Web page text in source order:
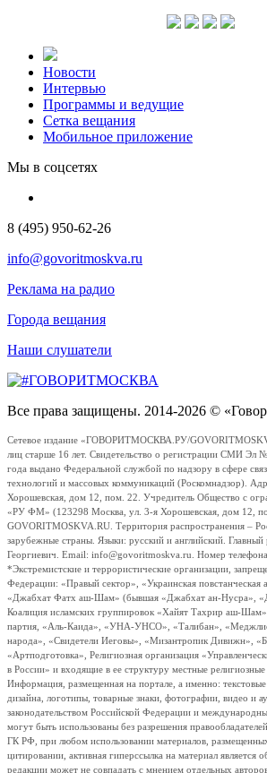
Новости
Интервью
Программы и ведущие
Сетка вещания
Мобильное приложение
Мы в соцсетях
8 (495) 950-62-26
info@govoritmoskva.ru
Реклама на радио
Города вещания
Наши слушатели
Все права защищены. 2014-2026 ©
Сетевое издание «ГОВОРИТМОСКВА.РУ/
лиц старше 16 лет. Свидетельство о регистрации СМИ Эл
года выдано Федеральной службой по надзору в сфере
технологий и массовых коммуникаций (Роскомнадзор).
Хорошевская, дом 12, пом. 22. Учредитель Общество с
«РУ ФМ» (123298 Москва, ул. 3-я Хорошевская, дом 12,
GOVORITMOSKVA.RU. Территория распространения –
зарубежные страны. Языки: русский и английский.
Георгиевич. Email: info@govoritmoskva.ru. Номер
*Экстремистские и террористические организации,
Федерации: «Правый сектор», «Украинская
«Джабхат Фатх аш-Шам» (бывшая «Джабхат ан-Нусра»,
Коалиция исламских группировок «Хайят Тахрир аш-
партия, «Аль-Каида», «УНА-УНСО», «Талибан», «Меджлис
народа», «Свидетели Иеговы», «Мизантропик Дивижн»,
«Артподготовка», Религиозная организация
в России» и входящие в ее структуру местные религиозные
Информация, размещенная на портале, а именно:
дизайна, логотипы, товарные знаки, фотографии, видео и
законодательством Российской Федерации и
могут быть использованы без разрешения
ГК РФ, при любом использовании материалов,
цитировании, активная гиперссылка на материал является
редакции может не совпадать с мнением отдельных